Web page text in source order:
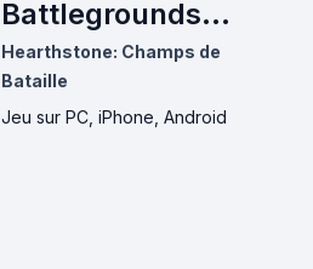
Battlegrounds
(2019)
Hearthstone: Champs de
Bataille
Jeu sur PC, iPhone, Android